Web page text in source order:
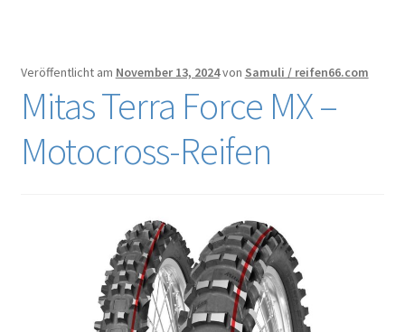
Veröffentlicht am November 13, 2024von Samuli / reifen66.com
Mitas Terra Force MX –
Motocross-Reifen